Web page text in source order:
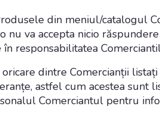
din meniul/catalogul
nu va accepta nicio
responsabilitatea
dintre Comercianții
astfel cum acestea sunt
Comerciantul pentru